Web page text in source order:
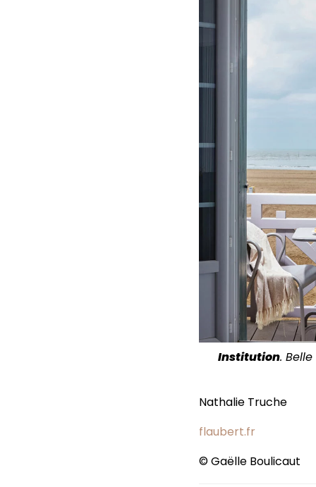
Institution.
Nathalie Truche
flaubert.fr
© Gaëlle Boulicaut